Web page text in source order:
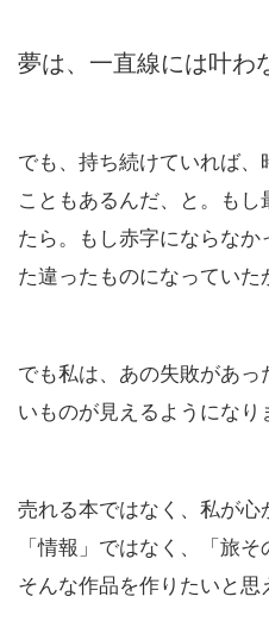
夢は、一直線には叶わ
でも、持ち続けていれば
こともあるんだ、と。も
たら。もし赤字にならな
た違ったものになっていた
でも私は、あの失敗があ
いものが見えるようになり
売れる本ではなく、私が
「情報」ではなく、「旅
そんな作品を作りたいと思